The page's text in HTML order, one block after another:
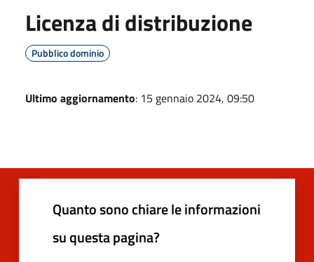
Licenza di distribuzione
Pubblico dominio
Ultimo aggiornamento: 15 gennaio 2024, 09:50
Quanto sono chiare le informazioni
su questa pagina?